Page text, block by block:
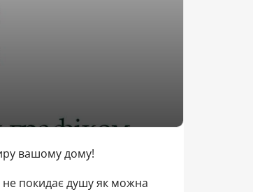
вашому дому!
не покидає душу як можна